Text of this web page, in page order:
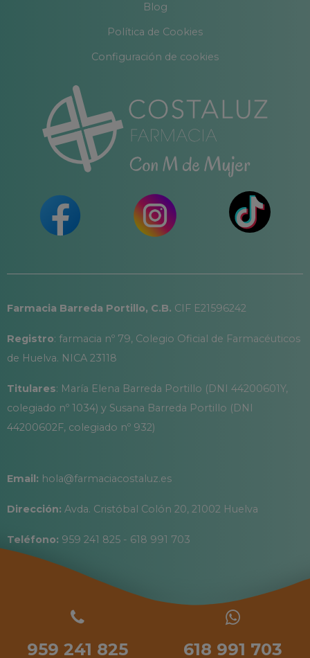
Blog
Política de Cookies
Configuración de cookies
Farmacia Barreda Portillo, C.B. CIF E21596242
Registro: farmacia nº 79, Colegio Oficial de Farmacéuticos
de Huelva. NICA 23118
Titulares: María Elena Barreda Portillo (DNI 44200601Y,
colegiado nº 1034) y Susana Barreda Portillo (DNI
44200602F, colegiado nº 932)
Email: hola@farmaciacostaluz.es
Dirección: Avda. Cristóbal Colón 20, 21002 Huelva
Teléfono: 959 241 825 - 618 991 703
959 241 825 618 991 703